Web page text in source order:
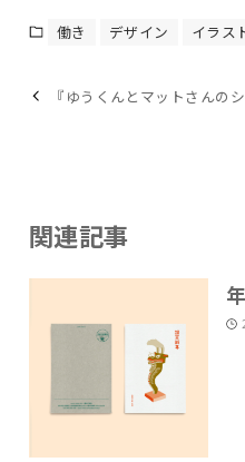
働き デザイン イラス
『ゆうくんとマットさんの
関連記事